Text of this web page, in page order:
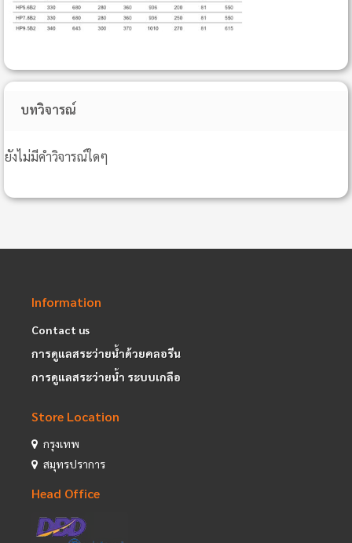
บทวิจารณ์
ยังไม่มีคำวิจารณ์ใดๆ
Information
Contact us
การดูแลสระว่ายน้ำด้วยคลอรีน
การดูแลสระว่ายน้ำ ระบบเกลือ
Store Location
กรุงเทพ
สมุทรปราการ
Head Office